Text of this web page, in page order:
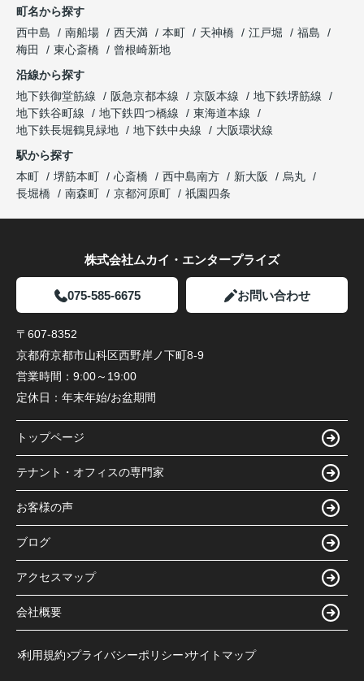
町名から探す
西中島
南船場 西天満 本町 天神橋 江戸堀
福島
梅田
東心斎橋
曾根崎新地
沿線から探す
地下鉄御堂筋線
阪急京都本線 京阪本線
地下鉄堺筋線
地下鉄谷町線
地下鉄四つ橋線
東海道本線
地下鉄長堀鶴見緑地
地下鉄中央線
大阪環状線
駅から探す
本町
堺筋本町 心斎橋 西中島南方 新大阪
烏丸
長堀橋
南森町 京都河原町 祇園四条
株式会社ムカイ・エンタープライズ
075-585-6675 お問い合わせ
〒607-8352
京都府京都市山科区西野岸ノ下町8-9
営業時間： 9:00～19:00
定休日： 年末年始/お盆期間
トップページ
テナント・オフィスの専門家
お客様の声
ブログ
アクセスマップ
会社概要
利用規約 プライバシーポリシー サイトマップ